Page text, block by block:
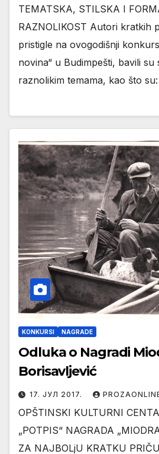
TEMATSKA, STILSKA I
RAZNOLIKOST Autori kratkih
pristigle na ovogodišnji
novina“ u Budimpešti, bavili su
raznolikim temama, kao što
KONKURSI NAGRADE
Odluka o Nagradi
Borisavljević
17. ЈУЛ 2017.
OPŠTINSKI KULTURNI
„POTPIS“ NAGRADA
ZA NAJBOLjU KRATKU